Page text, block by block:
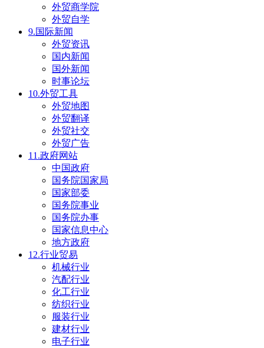
外贸商学院
外贸自学
9.国际新闻
外贸资讯
国内新闻
国外新闻
时事论坛
10.外贸工具
外贸地图
外贸翻译
外贸社交
外贸广告
11.政府网站
中国政府
国务院国家局
国家部委
国务院事业
国务院办事
国家信息中心
地方政府
12.行业贸易
机械行业
汽配行业
化工行业
纺织行业
服装行业
建材行业
电子行业